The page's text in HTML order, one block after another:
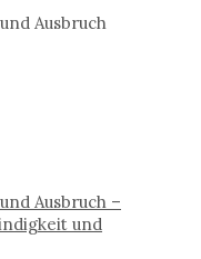
Ausbruch
Ausbruch –
und